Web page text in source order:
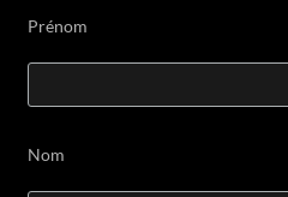
Prénom
Nom